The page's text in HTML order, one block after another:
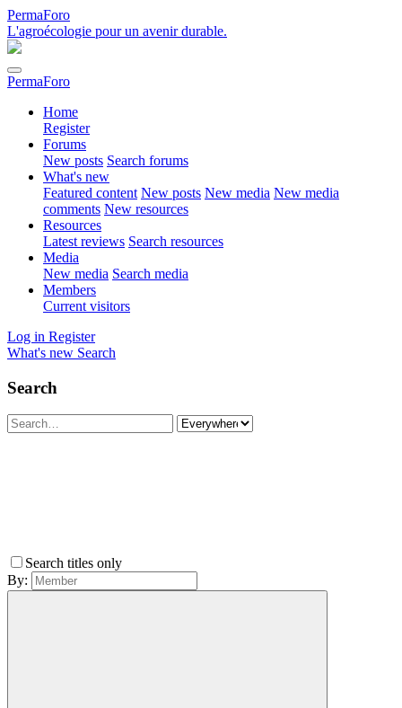
PermaForo
L'agroécologie pour un avenir durable.
PermaForo
Home
Register
Forums
New posts Search forums
What's new
Featured content New posts New media New media
comments New resources
Resources
Latest reviews Search resources
Media
New media Search media
Members
Current visitors
Log in Register
What's new Search
Search
Search titles only
By: